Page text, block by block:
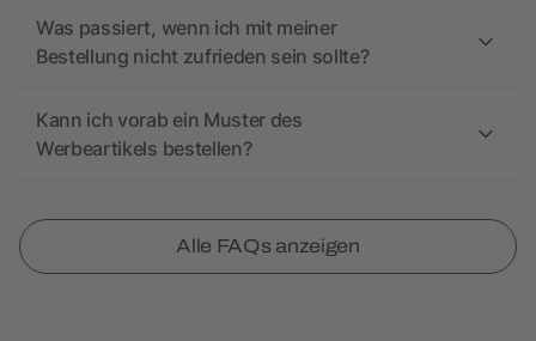
Was passiert, wenn ich mit meiner
Bestellung nicht zufrieden sein sollte?
Kann ich vorab ein Muster des
Werbeartikels bestellen?
Alle FAQs anzeigen